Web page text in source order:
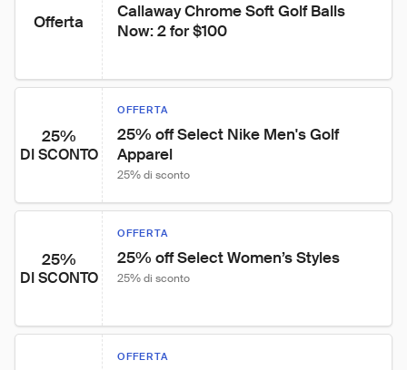
Offerta
Callaway Chrome Soft Golf Balls
Now: 2 for $100
25%
DI SCONTO
OFFERTA
25% off Select Nike Men's Golf
Apparel
25% di sconto
25%
DI SCONTO
OFFERTA
25% off Select Women’s Styles
25% di sconto
OFFERTA